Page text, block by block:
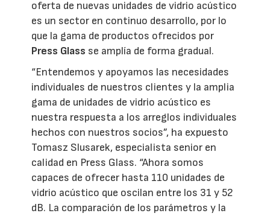
oferta de nuevas unidades de vidrio acústico
es un sector en continuo desarrollo, por lo
que la gama de productos ofrecidos por
Press Glass se amplía de forma gradual.
“Entendemos y apoyamos las necesidades
individuales de nuestros clientes y la amplia
gama de unidades de vidrio acústico es
nuestra respuesta a los arreglos individuales
hechos con nuestros socios”, ha expuesto
Tomasz Slusarek, especialista senior en
calidad en Press Glass. “Ahora somos
capaces de ofrecer hasta 110 unidades de
vidrio acústico que oscilan entre los 31 y 52
dB. La comparación de los parámetros y la